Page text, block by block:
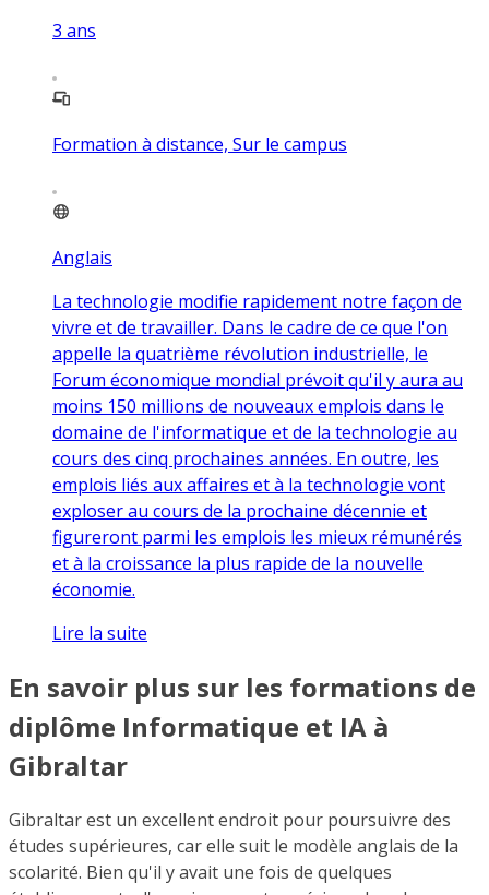
3 ans
Formation à distance, Sur le campus
Anglais
La technologie modifie rapidement notre façon de
vivre et de travailler. Dans le cadre de ce que l'on
appelle la quatrième révolution industrielle, le
Forum économique mondial prévoit qu'il y aura au
moins 150 millions de nouveaux emplois dans le
domaine de l'informatique et de la technologie au
cours des cinq prochaines années. En outre, les
emplois liés aux affaires et à la technologie vont
exploser au cours de la prochaine décennie et
figureront parmi les emplois les mieux rémunérés
et à la croissance la plus rapide de la nouvelle
économie.
Lire la suite
En savoir plus sur les formations de
diplôme Informatique et IA à
Gibraltar
Gibraltar est un excellent endroit pour poursuivre des
études supérieures, car elle suit le modèle anglais de la
scolarité. Bien qu'il y avait une fois de quelques